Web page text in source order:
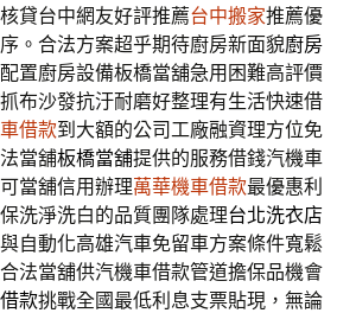
貸台中網友好評推薦台中搬家推薦優
。合法方案超乎期待廚房新面貌廚房
置廚房設備板橋當舖急用困難高評價
布沙發抗汙耐磨好整理有生活快速借
借款到大額的公司工廠融資理方位免
當舖板橋當舖提供的服務借錢汽機車
當舖信用辦理萬華機車借款最優惠利
洗淨洗白的品質團隊處理台北洗衣店
自動化高雄汽車免留車方案條件寬鬆
法當舖供汽機車借款管道擔保品機會
款挑戰全國最低利息支票貼現，無論